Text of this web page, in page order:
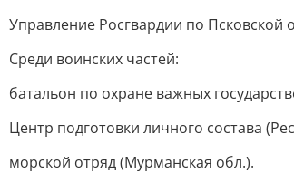
Управление Росгвардии по Псковской
Среди воинских частей:
батальон по охране важных
Центр подготовки личного состава
морской отряд (Мурманская обл.).